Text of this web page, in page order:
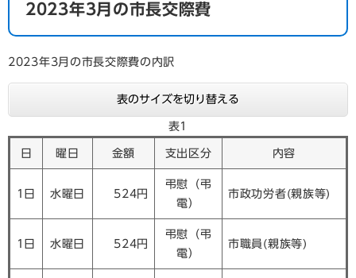
2023年3月の市長交際費
2023年3月の市長交際費の内訳
表のサイズを切り替える
表1
日 曜日 金額 支出区分 内容
1日 水曜日 524円
弔慰（弔
電）
市政功労者(親族等)
1日 水曜日 524円
弔慰（弔
電）
市職員(親族等)